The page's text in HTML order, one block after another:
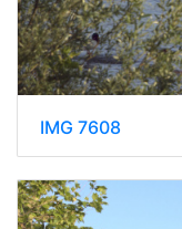
IMG 7608